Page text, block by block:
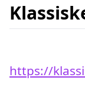
https://